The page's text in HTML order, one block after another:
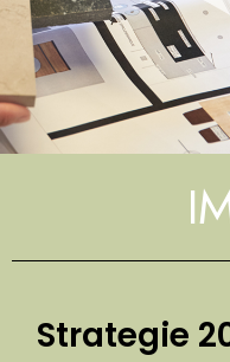
Strategie